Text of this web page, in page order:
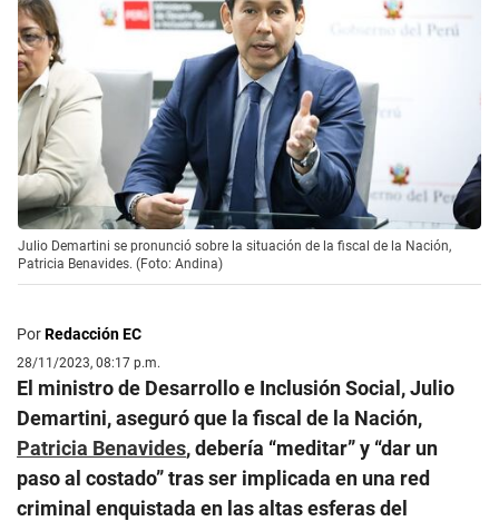
Julio Demartini se pronunció sobre la situación de la fiscal de la Nación,
Patricia Benavides. (Foto: Andina)
PorRedacción EC
28/11/2023, 08:17 p.m.
El ministro de Desarrollo e Inclusión Social, Julio
Demartini, aseguró que la fiscal de la Nación,
Patricia Benavides, debería “meditar” y “dar un
paso al costado” tras ser implicada en una red
criminal enquistada en las altas esferas del